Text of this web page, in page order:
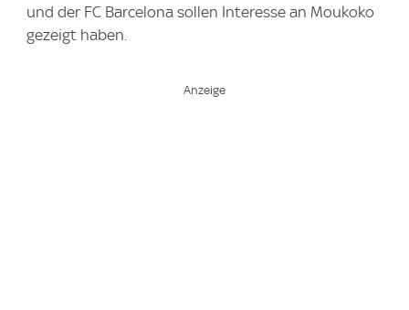
und der FC Barcelona sollen Interesse an Moukoko
gezeigt haben.